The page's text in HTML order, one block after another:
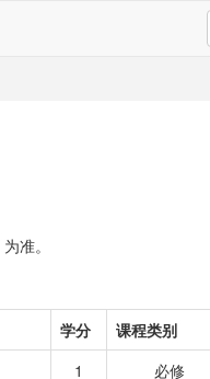
为准。
学分
课程类别
1 必修